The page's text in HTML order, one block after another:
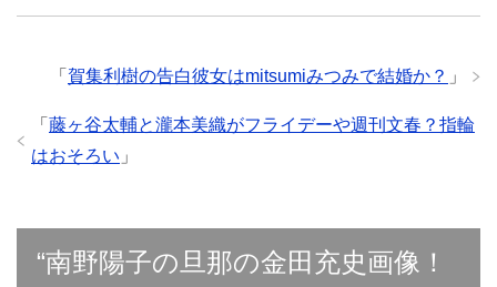
「 賀集利樹の告白彼女はmitsumiみつみで結婚か？ 」
「 藤ヶ谷太輔と瀧本美織がフライデーや週刊文春？指輪
はおそろい 」
“南野陽子の旦那の金田充史画像！